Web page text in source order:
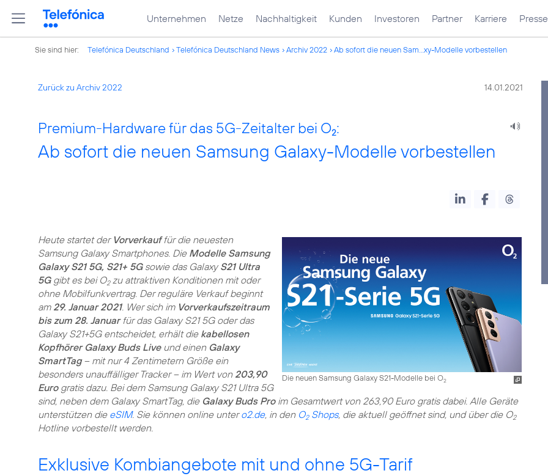
Unternehmen Netze Nachhaltigkeit Kunden Investoren Partner Karriere Presse
Sie sind hier: Telefónica Deutschland Telefónica Deutschland News Archiv 2022 Ab sofort die neuen Sam...xy-Modelle vorbestellen
Zurück zu Archiv 2022 14.01.2021
Premium-Hardware für das 5G-Zeitalter bei O2:
Ab sofort die neuen Samsung Galaxy-Modelle vorbestellen
Die neuen Samsung Galaxy S21-Modelle bei O2
Heute startet der Vorverkauffür die neuesten
Samsung Galaxy Smartphones. Die Modelle Samsung
Galaxy S21 5G, S21+ 5Gsowie das GalaxyS21 Ultra
5Ggibt es bei O2zu attraktiven Konditionen mit oder
ohne Mobilfunkvertrag. Der reguläre Verkauf beginnt
am 29. Januar 2021. Wer sich im Vorverkaufszeitraum
bis zum 28. Januarfür das Galaxy S21 5G oder das
Galaxy S21+5G entscheidet, erhält die kabellosen
Kopfhörer Galaxy Buds Liveund einen Galaxy
SmartTag– mit nur 4 Zentimetern Größe ein
besonders unauffälliger Tracker – im Wert von 203,90
Eurogratis dazu. Bei dem Samsung Galaxy S21 Ultra 5G
sind, neben dem Galaxy SmartTag, die Galaxy Buds Proim Gesamtwert von 263,90 Euro gratis dabei. Alle Geräte
unterstützen die eSIM. Sie können online untero2.de, in den O2Shops, die aktuell geöffnet sind, und über die O2
Hotline vorbestellt werden.
Exklusive Kombiangebote mit und ohne 5G-Tarif